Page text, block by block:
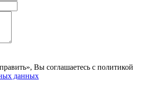
Вы соглашаетесь с политикой
данных